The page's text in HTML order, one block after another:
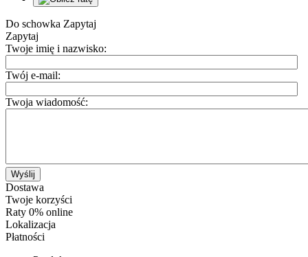
Do schowka Zapytaj
Zapytaj
Twoje imię i nazwisko:
Twój e-mail:
Twoja wiadomość:
Wyślij
Dostawa
Twoje korzyści
Raty 0% online
Lokalizacja
Płatności